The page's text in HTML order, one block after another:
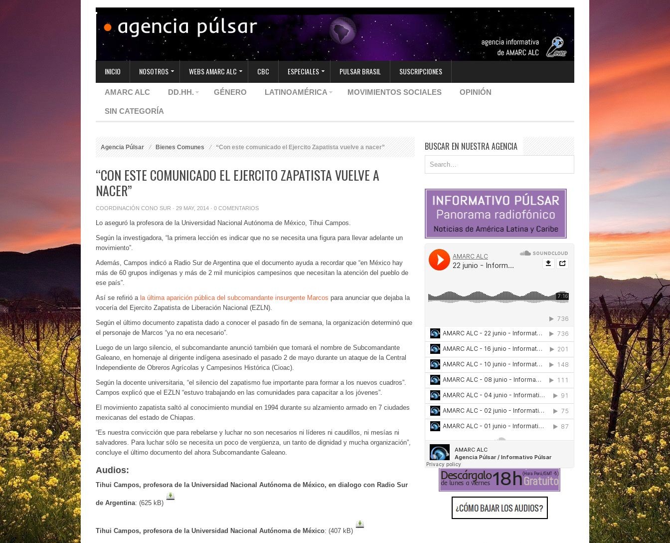
INICIO NOSOTROS WEBS AMARC ALC CBC ESPECIALES PULSAR BRASIL SUSCRIPCIONES
AMARC ALC DD.HH. GÉNERO LATINOAMÉRICA MOVIMIENTOS SOCIALES OPINIÓN
SIN CATEGORÍA
Agencia Púlsar Bienes Comunes “Con este comunicado el Ejercito Zapatista vuelve a nacer”
“CON ESTE COMUNICADO EL EJERCITO ZAPATISTA VUELVE A
NACER”
COORDINACIÓN CONO SUR · 29 MAY, 2014 · 0 COMENTARIOS
Lo aseguró la profesora de la Universidad Nacional Autónoma de México, Tihui Campos.
Según la investigadora, “la primera lección es indicar que no se necesita una figura para llevar adelante un
movimiento”.
Además, Campos indicó a Radio Sur de Argentina que el documento ayuda a recordar que “en México hay
más de 60 grupos indígenas y más de 2 mil municipios campesinos que necesitan la atención del pueblo de
ese país”.
Así se refirió a la última aparición pública del subcomandante insurgente Marcos para anunciar que dejaba la
vocería del Ejercito Zapatista de Liberación Nacional (EZLN).
Según el último documento zapatista dado a conocer el pasado fin de semana, la organización determinó que
el personaje de Marcos “ya no era necesario”.
Luego de un largo silencio, el subcomandante anunció también que tomará el nombre de Subcomandante
Galeano, en homenaje al dirigente indígena asesinado el pasado 2 de mayo durante un ataque de la Central
Independiente de Obreros Agrícolas y Campesinos Histórica (Cioac).
Según la docente universitaria, “el silencio del zapatismo fue importante para formar a los nuevos cuadros”.
Campos explicó que el EZLN “estuvo trabajando en las comunidades para capacitar a los jóvenes”.
El movimiento zapatista saltó al conocimiento mundial en 1994 durante su alzamiento armado en 7 ciudades
mexicanas del estado de Chiapas.
“Es nuestra convicción que para rebelarse y luchar no son necesarios ni líderes ni caudillos, ni mesías ni
salvadores. Para luchar sólo se necesita un poco de vergüenza, un tanto de dignidad y mucha organización”,
concluye el último documento del ahora Subcomandante Galeano.
Audios:
Tihui Campos, profesora de la Universidad Nacional Autónoma de México, en dialogo con Radio Sur
de Argentina: (625 kB)
Tihui Campos, profesora de la Universidad Nacional Autónoma de México: (407 kB)
BUSCAR EN NUESTRA AGENCIA